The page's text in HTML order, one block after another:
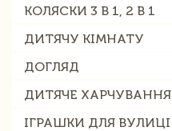
КОЛЯСКИ 3 В 1, 2 В 1
ДИТЯЧУ КІМНАТУ
ДОГЛЯД
ДИТЯЧЕ ХАРЧУВАННЯ
ІГРАШКИ ДЛЯ ВУЛИЦІ